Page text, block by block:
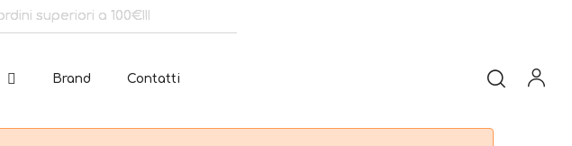
superiori a 100€!!!
Brand Contatti